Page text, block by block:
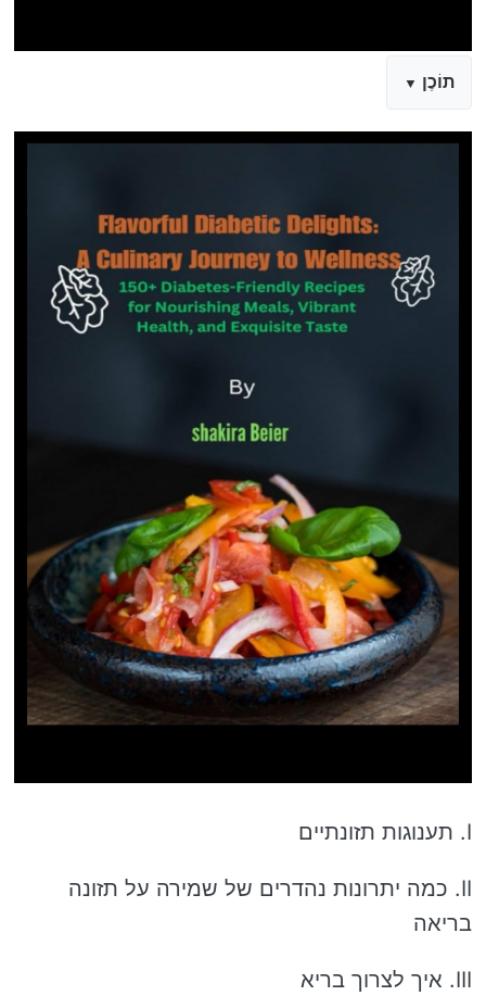
תוֹכֶן
I. תענוגות תזונתיים
II. כמה יתרונות נהדרים של שמירה על תזונה
בריאה
III. איך לצרוך בריא